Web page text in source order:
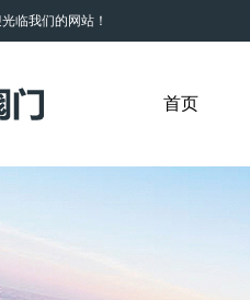
临我们的网站！
首页